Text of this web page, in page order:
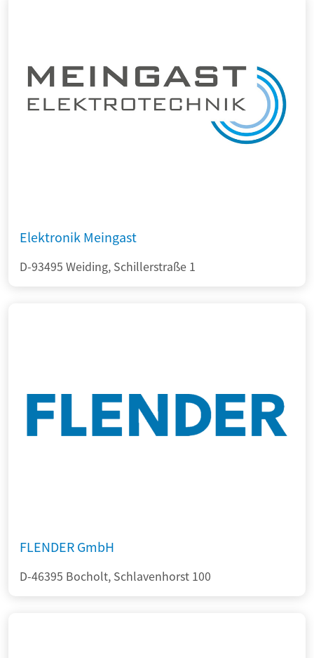
Elektronik Meingast
D-93495 Weiding, Schillerstraße 1
FLENDER GmbH
D-46395 Bocholt, Schlavenhorst 100